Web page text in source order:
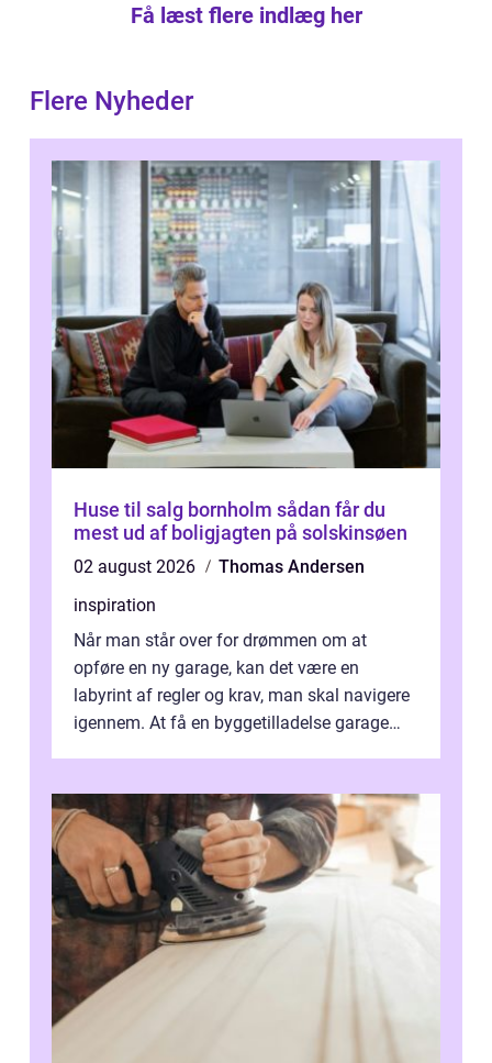
Få læst flere indlæg her
Flere Nyheder
Huse til salg bornholm sådan får du
mest ud af boligjagten på solskinsøen
02 august 2026
Thomas Andersen
inspiration
Når man står over for drømmen om at
opføre en ny garage, kan det være en
labyrint af regler og krav, man skal navigere
igennem. At få en byggetilladelse garage